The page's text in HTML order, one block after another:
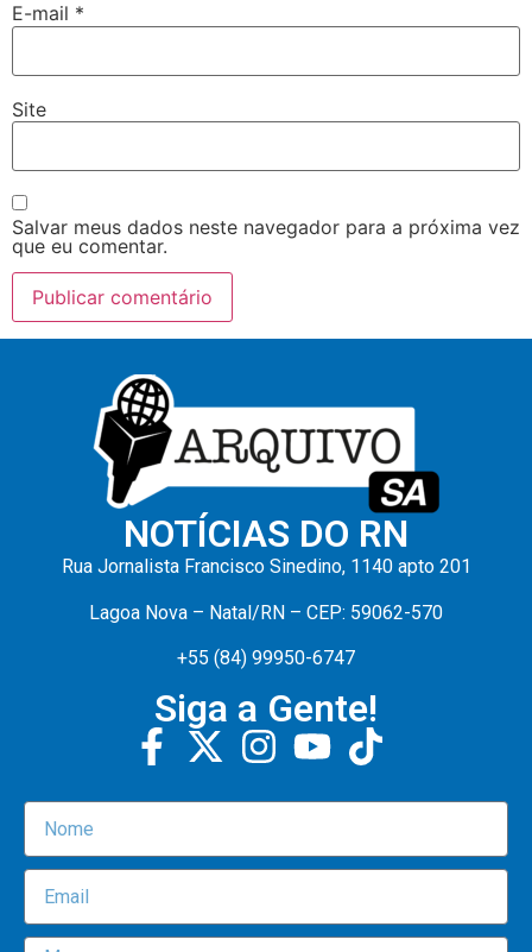
E-mail *
Site
Salvar meus dados neste navegador para a próxima vez
que eu comentar.
NOTÍCIAS DO RN
Rua Jornalista Francisco Sinedino, 1140 apto 201
Lagoa Nova – Natal/RN – CEP: 59062-570
+55 (84) 99950-6747
Siga a Gente!